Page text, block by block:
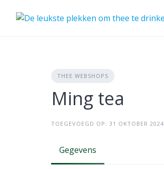
THEE WEBSHOPS
Ming tea
TOEGEVOEGD OP: 31 OKTOBER 2024
Gegevens